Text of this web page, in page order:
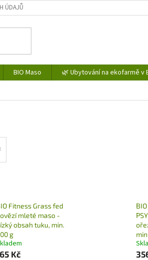
ÚDAJŮ
BIO Maso 🌿 Ubytování na ekofarmě v
Fitness Grass fed
mleté maso -
obsah tuku, min.
g
Kč